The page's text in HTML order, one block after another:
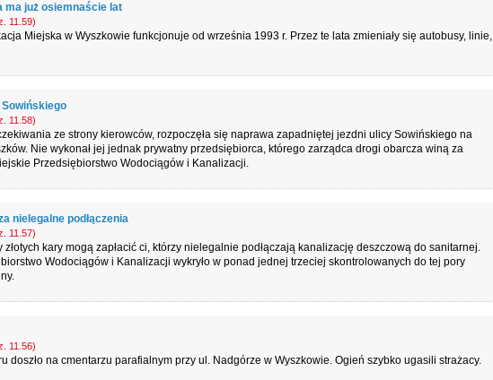
ma już osiemnaście lat
11.59)
Miejska w Wyszkowie funkcjonuje od września 1993 r. Przez te lata zmieniały się autobusy, linie,
11.58)
ze strony kierowców, rozpoczęła się naprawa zapadniętej jezdni ulicy Sowińskiego na
Nie wykonał jej jednak prywatny przedsiębiorca, którego zarządca drogi obarcza winą za
Przedsiębiorstwo Wodociągów i Kanalizacji.
nielegalne podłączenia
11.57)
złotych kary mogą zapłacić ci, którzy nielegalnie podłączają kanalizację deszczową do sanitarnej.
Wodociągów i Kanalizacji wykryło w ponad jednej trzeciej skontrolowanych do tej pory
11.56)
doszło na cmentarzu parafialnym przy ul. Nadgórze w Wyszkowie. Ogień szybko ugasili strażacy.